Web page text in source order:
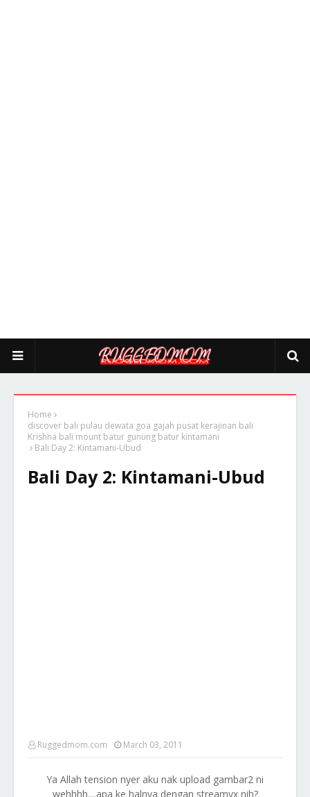
Home
discover bali pulau dewata goa gajah pusat kerajinan bali
Krishna bali mount batur gunung batur kintamani
Bali Day 2: Kintamani-Ubud
Bali Day 2: Kintamani-Ubud
Ruggedmom.com March 03, 2011
Ya Allah tension nyer aku nak upload gambar2 ni
wehhhh....apa ke halnya dengan streamyx nih?